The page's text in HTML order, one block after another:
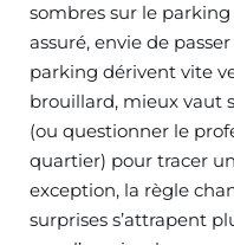
sombres sur le
assuré, envie de
parking dérivent vite
brouillard, mieux vaut
(ou questionner le
quartier) pour tracer
exception, la règle
surprises s’attrapent